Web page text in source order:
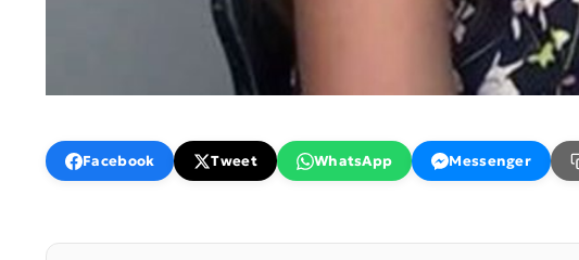
Facebook Tweet WhatsApp Messenger